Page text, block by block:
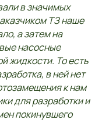
в значимых
ТЗ наше
а затем на
насосные
жидкости. То есть
в ней нет
к нам
для разработки и
покинувшего